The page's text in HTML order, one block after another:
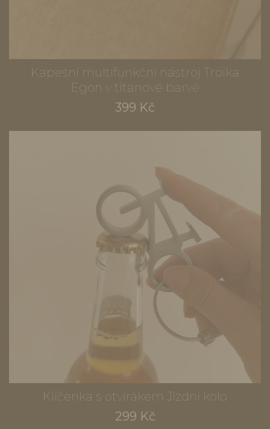
Kapesní multifunkční nástroj Troika
Egon v titanové barvě
399 Kč
Klíčenka s otvírákem Jízdní kolo
299 Kč